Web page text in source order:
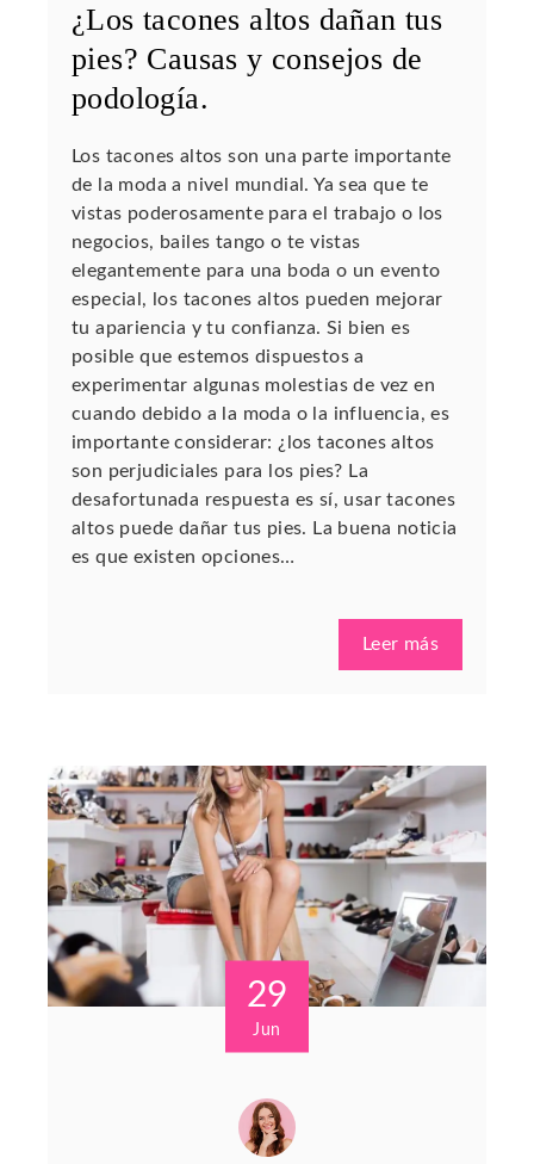
¿Los tacones altos dañan tus
pies? Causas y consejos de
podología.
Los tacones altos son una parte importante
de la moda a nivel mundial. Ya sea que te
vistas poderosamente para el trabajo o los
negocios, bailes tango o te vistas
elegantemente para una boda o un evento
especial, los tacones altos pueden mejorar
tu apariencia y tu confianza. Si bien es
posible que estemos dispuestos a
experimentar algunas molestias de vez en
cuando debido a la moda o la influencia, es
importante considerar: ¿los tacones altos
son perjudiciales para los pies? La
desafortunada respuesta es sí, usar tacones
altos puede dañar tus pies. La buena noticia
es que existen opciones…
Leer más
29
Jun